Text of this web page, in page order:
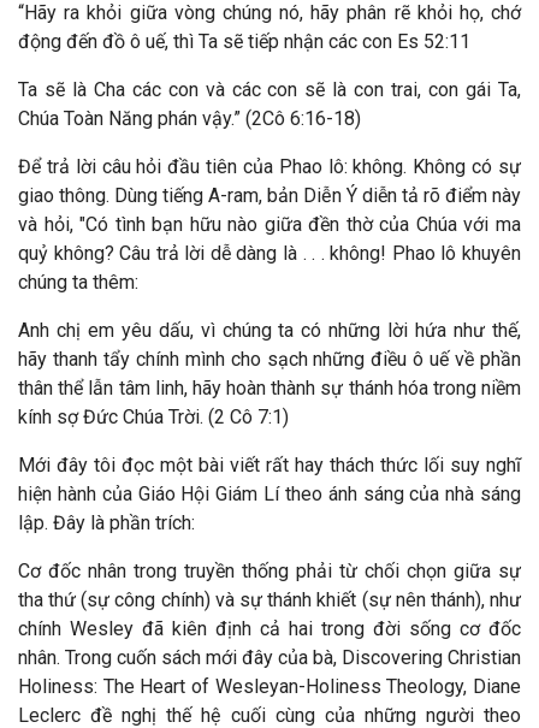
“Hãy ra khỏi giữa vòng chúng nó, hãy phân rẽ khỏi họ, chớ
động đến đồ ô uế, thì Ta sẽ tiếp nhận các con Es 52:11
Ta sẽ là Cha các con và các con sẽ là con trai, con gái Ta,
Chúa Toàn Năng phán vậy.” (2Cô 6:16-18)
Để trả lời câu hỏi đầu tiên của Phao lô: không. Không có sự
giao thông. Dùng tiếng A-ram, bản Diễn Ý diễn tả rõ điểm này
và hỏi, "Có tình bạn hữu nào giữa đền thờ của Chúa với ma
quỷ không? Câu trả lời dễ dàng là . . . không! Phao lô khuyên
chúng ta thêm:
Anh chị em yêu dấu, vì chúng ta có những lời hứa như thế,
hãy thanh tẩy chính mình cho sạch những điều ô uế về phần
thân thể lẫn tâm linh, hãy hoàn thành sự thánh hóa trong niềm
kính sợ Đức Chúa Trời. (2 Cô 7:1)
Mới đây tôi đọc một bài viết rất hay thách thức lối suy nghĩ
hiện hành của Giáo Hội Giám Lí theo ánh sáng của nhà sáng
lập. Đây là phần trích:
Cơ đốc nhân trong truyền thống phải từ chối chọn giữa sự
tha thứ (sự công chính) và sự thánh khiết (sự nên thánh), như
chính Wesley đã kiên định cả hai trong đời sống cơ đốc
nhân. Trong cuốn sách mới đây của bà, Discovering Christian
Holiness: The Heart of Wesleyan-Holiness Theology, Diane
Leclerc đề nghị thế hệ cuối cùng của những người theo